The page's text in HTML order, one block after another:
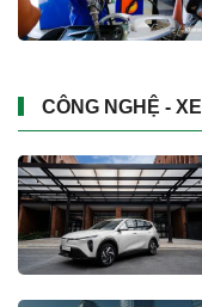
CÔNG NGHỆ - XE